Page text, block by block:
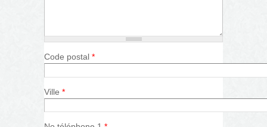
Code postal *
Ville *